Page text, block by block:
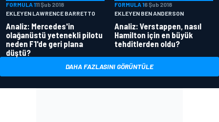
FORMULA 111 Şub 2018
EKLEYEN LAWRENCE BARRETTO
Analiz: Mercedes'in
olağanüstü yetenekli pilotu
neden F1'de geri plana
düştü?
FORMULA 16 Şub 2018
EKLEYEN BEN ANDERSON
Analiz: Verstappen, nasıl
Hamilton için en büyük
tehditlerden oldu?
DAHA FAZLASINI GÖRÜNTÜLE